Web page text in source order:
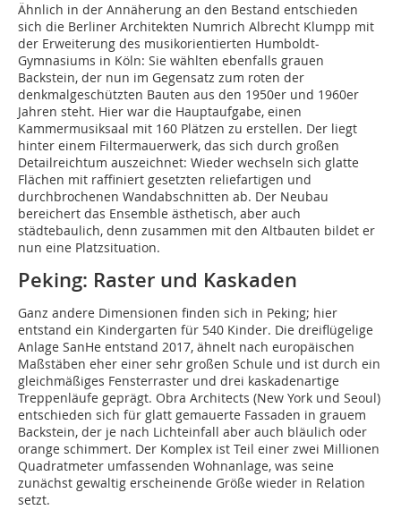
Ähnlich in der Annäherung an den Bestand entschieden
sich die Berliner Architekten Numrich Albrecht Klumpp mit
der Erweiterung des musikorientierten Humboldt-
Gymnasiums in Köln: Sie wählten ebenfalls grauen
Backstein, der nun im Gegensatz zum roten der
denkmalgeschützten Bauten aus den 1950er und 1960er
Jahren steht. Hier war die Hauptaufgabe, einen
Kammermusiksaal mit 160 Plätzen zu erstellen. Der liegt
hinter einem Filtermauerwerk, das sich durch großen
Detailreichtum auszeichnet: Wieder wechseln sich glatte
Flächen mit raffiniert gesetzten reliefartigen und
durchbrochenen Wandabschnitten ab. Der Neubau
bereichert das Ensemble ästhetisch, aber auch
städtebaulich, denn zusammen mit den Altbauten bildet er
nun eine Platzsituation.
Peking: Raster und Kaskaden
Ganz andere Dimensionen finden sich in Peking; hier
entstand ein Kindergarten für 540 Kinder. Die dreiflügelige
Anlage SanHe entstand 2017, ähnelt nach europäischen
Maßstäben eher einer sehr großen Schule und ist durch ein
gleichmäßiges Fensterraster und drei kaskadenartige
Treppenläufe geprägt. Obra Architects (New York und Seoul)
entschieden sich für glatt gemauerte Fassaden in grauem
Backstein, der je nach Lichteinfall aber auch bläulich oder
orange schimmert. Der Komplex ist Teil einer zwei Millionen
Quadratmeter umfassenden Wohnanlage, was seine
zunächst gewaltig erscheinende Größe wieder in Relation
setzt.